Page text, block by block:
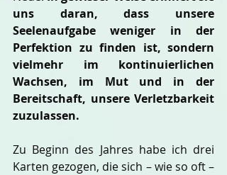
uns daran, dass unsere
Seelenaufgabe weniger in der
Perfektion zu finden ist, sondern
vielmehr im kontinuierlichen
Wachsen, im Mut und in der
Bereitschaft, unsere Verletzbarkeit
zuzulassen.
Zu Beginn des Jahres habe ich drei
Karten gezogen, die sich – wie so oft –